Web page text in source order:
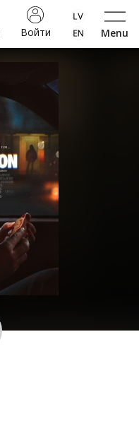
Menu
Войти